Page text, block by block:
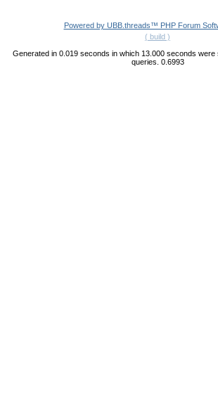
Powered by UBB.threads™ PHP Forum
( build )
Generated in 0.019 seconds in which 13.000 seconds were
queries. 0.6993